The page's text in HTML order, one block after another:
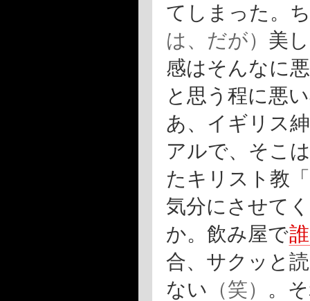
てしまった。
は、だが） 美
感はそんなに
と思う程に悪
あ、イギリス
アルで、そこ
たキリスト教
気分にさせて
か。飲み屋で
合、サクッと
ない （笑） 。